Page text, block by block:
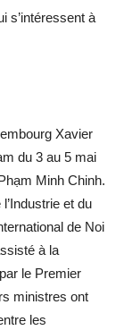
s’intéressent à
Xavier
du 3 au 5 mai
Minh Chinh.
et du
de Noi
à la
le Premier
ministres ont
les